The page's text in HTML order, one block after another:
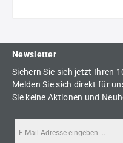
Newsletter
Sichern Sie sich jetzt Ihren
Melden Sie sich direkt für
Sie keine Aktionen und